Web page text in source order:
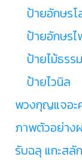
ป้ายอักษรโ
ป้ายอักษรไ
ป้ายไม้ธรร
ป้ายไวนิล
พวงกุญแจอะ
ภาพตัวอย่าง
รับฉลุ แกะสลั